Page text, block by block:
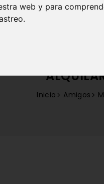
web y para
¿QUÉ ES ALQUIFRIEND?
Inicio Amigos